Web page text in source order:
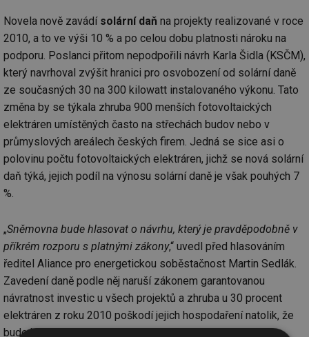
Novela nově zavádí solární daň na projekty realizované v roce
2010, a to ve výši 10 % a po celou dobu platnosti nároku na
podporu. Poslanci přitom nepodpořili návrh Karla Šidla (KSČM),
který navrhoval zvýšit hranici pro osvobození od solární daně
ze současných 30 na 300 kilowatt instalovaného výkonu. Tato
změna by se týkala zhruba 900 menších fotovoltaických
elektráren umístěných často na střechách budov nebo v
průmyslových areálech českých firem. Jedná se sice asi o
polovinu počtu fotovoltaických elektráren, jichž se nová solární
daň týká, jejich podíl na výnosu solární daně je však pouhých 7
%.
„Sněmovna bude hlasovat o návrhu, který je pravděpodobně v
příkrém rozporu s platnými zákony,“ uvedl před hlasováním
ředitel Aliance pro energetickou soběstačnost Martin Sedlák.
Zavedení daně podle něj naruší zákonem garantovanou
návratnost investic u všech projektů a zhruba u 30 procent
elektráren z roku 2010 poškodí jejich hospodaření natolik, že
bude hrozit jejich krach.